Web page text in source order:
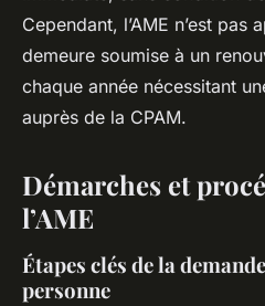
Cependant, l’AME n’est
demeure soumise à un
chaque année nécessitant
auprès de la CPAM.
Démarches et
l’AME
Étapes clés de la
personne